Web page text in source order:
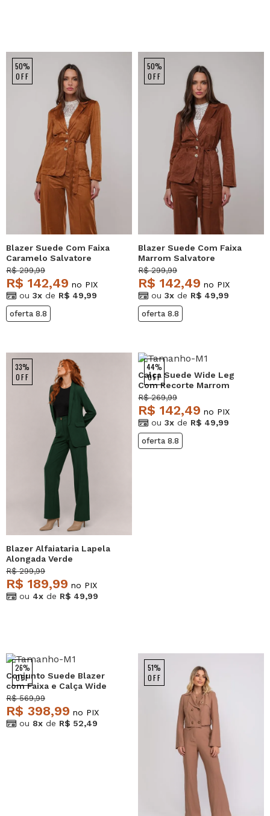
50%
OFF
Blazer Suede Com Faixa
Caramelo Salvatore
R$ 299,99
R$ 142,49 no PIX
ou 3x de R$ 49,99
oferta 8.8
50%
OFF
Blazer Suede Com Faixa
Marrom Salvatore
R$ 299,99
R$ 142,49 no PIX
ou 3x de R$ 49,99
oferta 8.8
33%
OFF
Blazer Alfaiataria Lapela
Alongada Verde
Salvatore
R$ 299,99
R$ 189,99 no PIX
ou 4x de R$ 49,99
44%
OFF
Calça Suede Wide Leg
Com Recorte Marrom
Salvatore
R$ 269,99
R$ 142,49 no PIX
ou 3x de R$ 49,99
oferta 8.8
26%
OFF
Conjunto Suede Blazer
com Faixa e Calça Wide
Leg Marrom Salvatore
R$ 569,99
R$ 398,99 no PIX
ou 8x de R$ 52,49
51%
OFF